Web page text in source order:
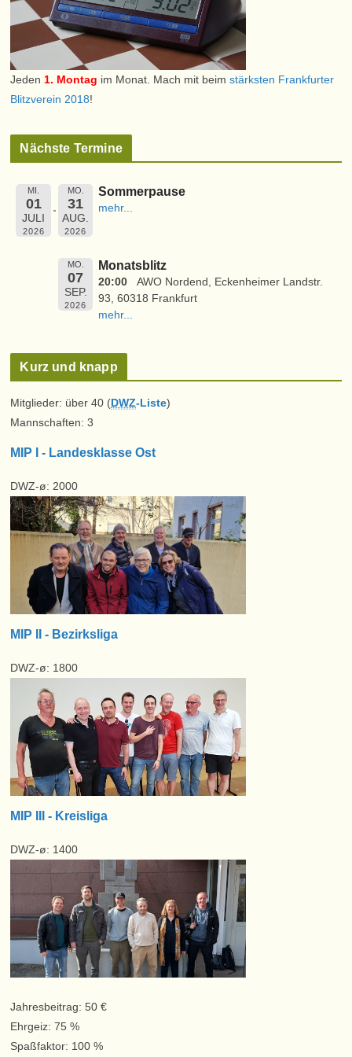
Jeden 1. Montag im Monat. Mach mit beimstärksten Frankfurter
Blitzverein 2018!
Nächste Termine
MI.
01
JULI
2026
MO.
31
AUG.
2026
Sommerpause
mehr...
MO.
07
SEP.
2026
Monatsblitz
20:00
AWO Nordend, Eckenheimer Landstr.
93, 60318 Frankfurt
mehr...
Kurz und knapp
Mitglieder: über 40 (DWZ-Liste)
Mannschaften: 3
MIP I - Landesklasse Ost
DWZ-ø: 2000
MIP II - Bezirksliga
DWZ-ø: 1800
MIP III - Kreisliga
DWZ-ø: 1400
Jahresbeitrag: 50 €
Ehrgeiz: 75 %
Spaßfaktor: 100 %